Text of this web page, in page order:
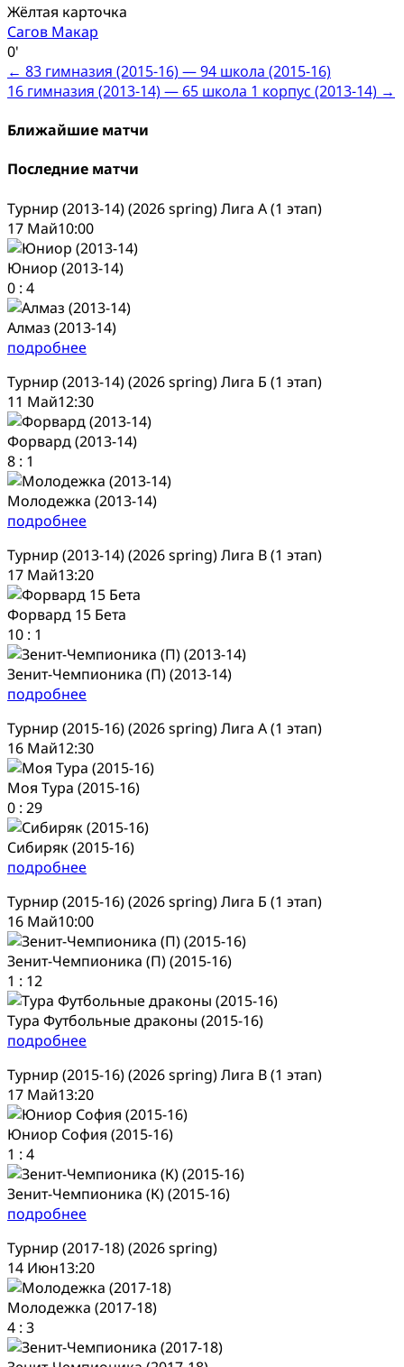
Жёлтая карточка
Сагов Макар
0'
Post
navigation
← 83 гимназия (2015-16) — 94 школа (2015-16)
16 гимназия (2013-14) — 65 школа 1 корпус (2013-14) →
Ближайшие матчи
Последние матчи
Турнир (2013-14) (2026 spring) Лига А (1 этап)
17 Май10:00
Юниор (2013-14)
0 : 4
Алмаз (2013-14)
подробнее
Турнир (2013-14) (2026 spring) Лига Б (1 этап)
11 Май12:30
Форвард (2013-14)
8 : 1
Молодежка (2013-14)
подробнее
Турнир (2013-14) (2026 spring) Лига В (1 этап)
17 Май13:20
Форвард 15 Бета
10 : 1
Зенит-Чемпионика (П) (2013-14)
подробнее
Турнир (2015-16) (2026 spring) Лига А (1 этап)
16 Май12:30
Моя Тура (2015-16)
0 : 29
Сибиряк (2015-16)
подробнее
Турнир (2015-16) (2026 spring) Лига Б (1 этап)
16 Май10:00
Зенит-Чемпионика (П) (2015-16)
1 : 12
Тура Футбольные драконы (2015-16)
подробнее
Турнир (2015-16) (2026 spring) Лига В (1 этап)
17 Май13:20
Юниор София (2015-16)
1 : 4
Зенит-Чемпионика (К) (2015-16)
подробнее
Турнир (2017-18) (2026 spring)
14 Июн13:20
Молодежка (2017-18)
4 : 3